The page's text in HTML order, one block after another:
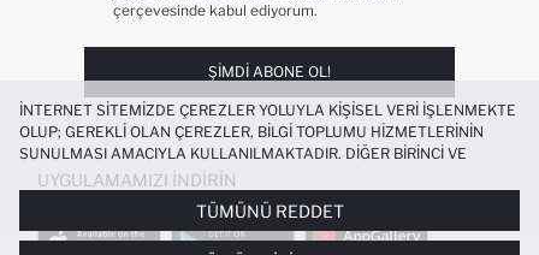
çerçevesinde kabul ediyorum.
ŞIMDI ABONE OL!
UYGULAMAMIZI İNDIRIN
İNTERNET SITEMIZDE ÇEREZLER YOLUYLA KIŞISEL VERI IŞLENMEKTE
OLUP; GEREKLI OLAN ÇEREZLER, BILGI TOPLUMU HIZMETLERININ
SUNULMASI AMACIYLA KULLANILMAKTADIR. DIĞER BIRINCI VE
ÜÇÜNCÜ TARAF ÇEREZLER ISE SIZE DAHA IYI BIR ALIŞVERIŞ
DENEYIMI SUNULABILMESI, SITEMIZIN DAHA IŞLEVSEL KILINMASI VE
KIŞISELLEŞTIRMESI VE AÇIK RIZA VERMENIZ HALINDE, SIZLERE
YÖNELIK PAZARLAMA FAALIYETLERININ YAPILMASI AMAÇLARIYLA
TÜMÜNÜ REDDET